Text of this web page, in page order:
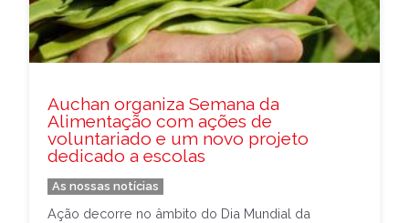
Auchan organiza Semana da
Alimentação com ações de
voluntariado e um novo projeto
dedicado a escolas
As nossas notícias
Ação decorre no âmbito do Dia Mundial da